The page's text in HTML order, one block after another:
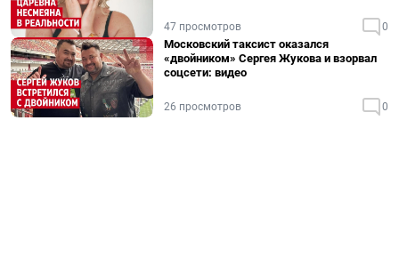
47 просмотров 0
Московский таксист оказался
«двойником» Сергея Жукова и взорвал
соцсети: видео
26 просмотров 0